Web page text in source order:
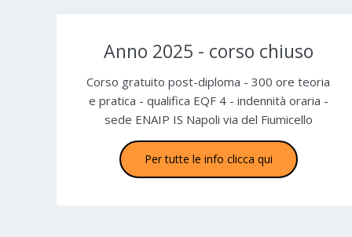
Anno 2025 - corso chiuso
Corso gratuito post-diploma - 300 ore teoria
e pratica - qualifica EQF 4 - indennità oraria -
sede ENAIP IS Napoli via del Fiumicello
Per tutte le info clicca qui